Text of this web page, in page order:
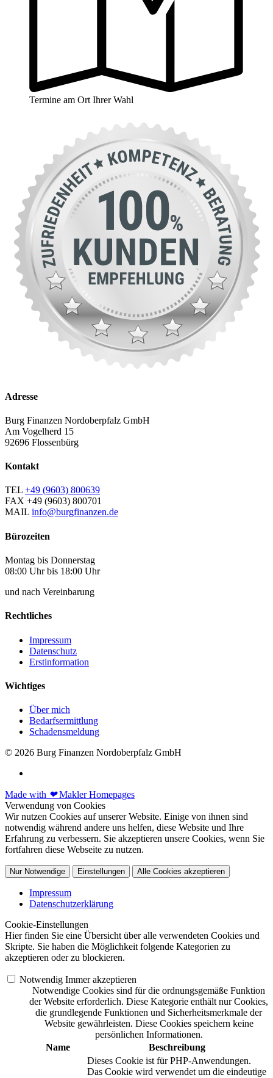
Termine am Ort Ihrer Wahl
Adresse
Burg Finanzen Nordoberpfalz GmbH
Am Vogelherd 15
92696 Flossenbürg
Kontakt
TEL +49 (9603) 800639
FAX +49 (9603) 800701
MAIL info@burgfinanzen.de
Bürozeiten
Montag bis Donnerstag
08:00 Uhr bis 18:00 Uhr
und nach Vereinbarung
Rechtliches
Impressum
Datenschutz
Erstinformation
Wichtiges
Über mich
Bedarfsermittlung
Schadensmeldung
© 2026 Burg Finanzen Nordoberpfalz GmbH
Made with ❤Makler Homepages
Verwendung von Cookies
Wir nutzen Cookies auf unserer Website. Einige von ihnen sind
notwendig während andere uns helfen, diese Website und Ihre
Erfahrung zu verbessern. Sie akzeptieren unsere Cookies, wenn Sie
fortfahren diese Webseite zu nutzen.
Nur Notwendige Einstellungen Alle Cookies akzeptieren
Impressum
Datenschutzerklärung
Cookie-Einstellungen
Hier finden Sie eine Übersicht über alle verwendeten Cookies und
Skripte. Sie haben die Möglichkeit folgende Kategorien zu
akzeptieren oder zu blockieren.
Notwendig Immer akzeptieren
Notwendige Cookies sind für die ordnungsgemäße Funktion
der Website erforderlich. Diese Kategorie enthält nur Cookies,
die grundlegende Funktionen und Sicherheitsmerkmale der
Website gewährleisten. Diese Cookies speichern keine
persönlichen Informationen.
Name
Beschreibung
Dieses Cookie ist für PHP-Anwendungen.
Das Cookie wird verwendet um die eindeutige